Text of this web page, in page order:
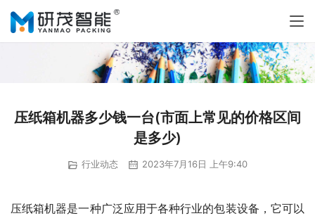
压纸箱机器多少钱一台(市面上常见的价格区间
是多少)
行业动态 2023年7月16日 上午9:40
压纸箱机器是一种广泛应用于各种行业的包装设备，它可以